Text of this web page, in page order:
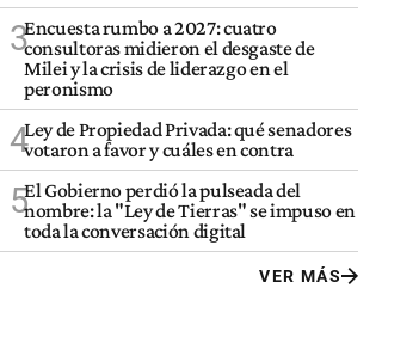
3Encuesta rumbo a 2027: cuatro
consultoras midieron el desgaste de
Milei y la crisis de liderazgo en el
peronismo
4Ley de Propiedad Privada: qué senadores
votaron a favor y cuáles en contra
5El Gobierno perdió la pulseada del
nombre: la "Ley de Tierras" se impuso en
toda la conversación digital
VER MÁS